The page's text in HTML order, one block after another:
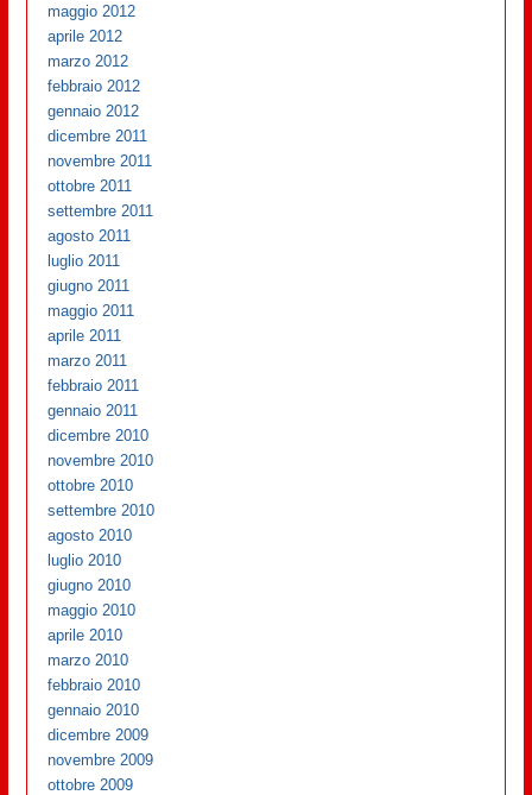
maggio 2012
aprile 2012
marzo 2012
febbraio 2012
gennaio 2012
dicembre 2011
novembre 2011
ottobre 2011
settembre 2011
agosto 2011
luglio 2011
giugno 2011
maggio 2011
aprile 2011
marzo 2011
febbraio 2011
gennaio 2011
dicembre 2010
novembre 2010
ottobre 2010
settembre 2010
agosto 2010
luglio 2010
giugno 2010
maggio 2010
aprile 2010
marzo 2010
febbraio 2010
gennaio 2010
dicembre 2009
novembre 2009
ottobre 2009